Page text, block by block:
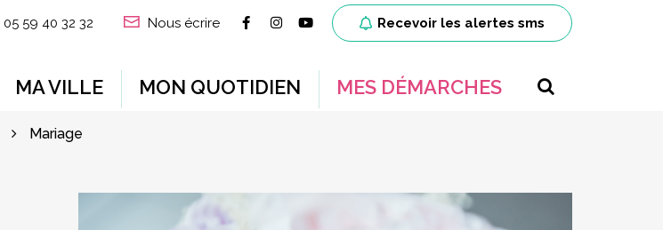
05 59 40 32 32 Nous écrire Lien vers le compte Facebook
Lien vers le compte Instagram
Lien vers la chaîne Youtube
Recevoir les alertes sms
MA VILLE MON QUOTIDIEN MES DÉMARCHES
Mariage